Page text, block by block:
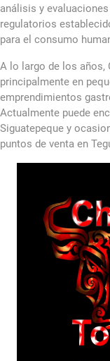
análisis y
regulatorios
para el consumo
A lo largo de los años,
principalmente en
emprendimientos
Actualmente puede
Siguatepeque y
puntos de venta en